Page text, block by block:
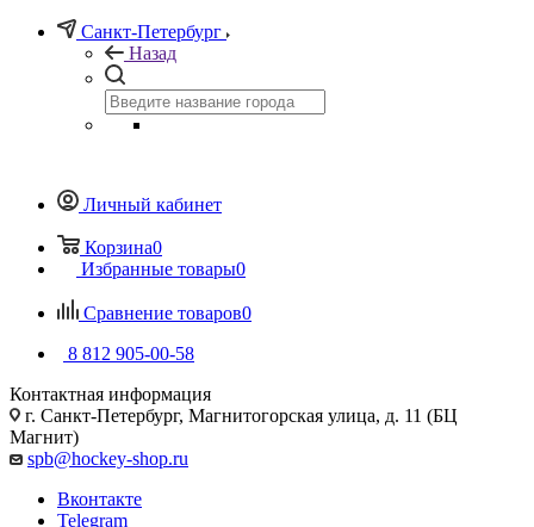
Санкт-Петербург
Назад
Личный кабинет
Корзина0
Избранные товары0
Сравнение товаров0
8 812 905-00-58
Контактная информация
г. Санкт-Петербург, Магнитогорская улица, д. 11 (БЦ
Магнит)
spb@hockey-shop.ru
Вконтакте
Telegram